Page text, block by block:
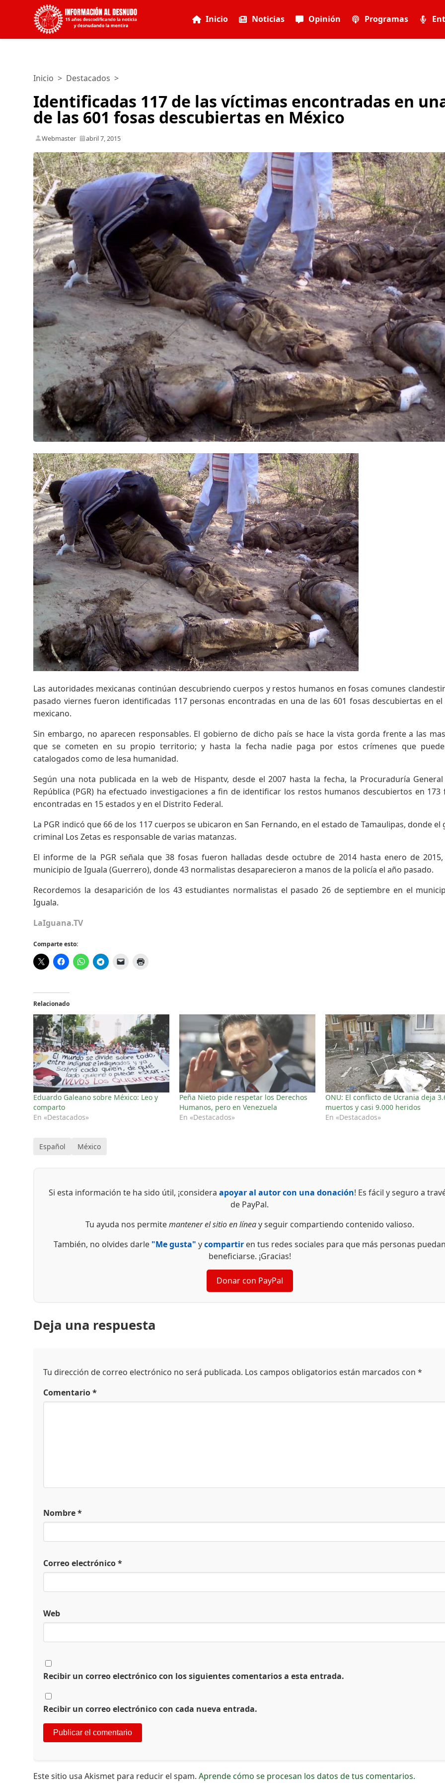
Inicio Noticias Opinión Programas
Inicio > Destacados >
Identificadas 117 de las víctimas encontradas en
de las 601 fosas descubiertas en México
Webmaster abril 7, 2015
Las autoridades mexicanas continúan descubriendo cuerpos y restos humanos en fosas comunes
pasado viernes fueron identificadas 117 personas encontradas en una de las 601 fosas descubiertas en el
mexicano.
Sin embargo, no aparecen responsables. El gobierno de dicho país se hace la vista gorda frente a las
que se cometen en su propio territorio; y hasta la fecha nadie paga por estos crímenes que
catalogados como de lesa humanidad.
Según una nota publicada en la web de Hispantv, desde el 2007 hasta la fecha, la Procuraduría
República (PGR) ha efectuado investigaciones a fin de identificar los restos humanos descubiertos en 173
encontradas en 15 estados y en el Distrito Federal.
La PGR indicó que 66 de los 117 cuerpos se ubicaron en San Fernando, en el estado de Tamaulipas, donde el
criminal Los Zetas es responsable de varias matanzas.
El informe de la PGR señala que 38 fosas fueron halladas desde octubre de 2014 hasta enero de
municipio de Iguala (Guerrero), donde 43 normalistas desaparecieron a manos de la policía el año pasado.
Recordemos la desaparición de los 43 estudiantes normalistas el pasado 26 de septiembre en el
Iguala.
LaIguana.TV
Comparte esto:
Relacionado
Eduardo Galeano sobre México: Leo y
comparto
En «Destacados»
Peña Nieto pide respetar los Derechos
Humanos, pero en Venezuela
En «Destacados»
ONU: El conflicto de Ucrania deja
muertos y casi 9.000 heridos
En «Destacados»
Español México
Si esta información te ha sido útil, ¡consideraapoyar al autor con una donación! Es fácil y seguro a
de PayPal.
Tu ayuda nos permitemantener el sitio en líneay seguir compartiendo contenido valioso.
También, no olvides darle "Me gusta" ycompartiren tus redes sociales para que más personas puedan
beneficiarse. ¡Gracias!
Donar con PayPal
Deja una respuesta
Tu dirección de correo electrónico no será publicada. Los campos obligatorios están marcados con*
Comentario*
Nombre*
Correo electrónico*
Web
Recibir un correo electrónico con los siguientes comentarios a esta entrada.
Recibir un correo electrónico con cada nueva entrada.
Este sitio usa Akismet para reducir el spam.Aprende cómo se procesan los datos de tus comentarios.